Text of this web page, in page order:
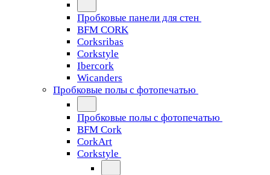
Пробковые панели для стен
BFM CORK
Corksribas
Corkstyle
Ibercork
Wicanders
Пробковые полы с фотопечатью
Пробковые полы с фотопечатью
BFM Cork
CorkArt
Corkstyle